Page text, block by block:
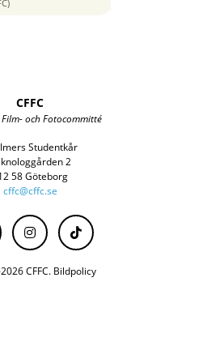
CFFC
och Fotocommitté
Studentkår
2
58 Göteborg
cffc@cffc.se
CFFC. Bildpolicy